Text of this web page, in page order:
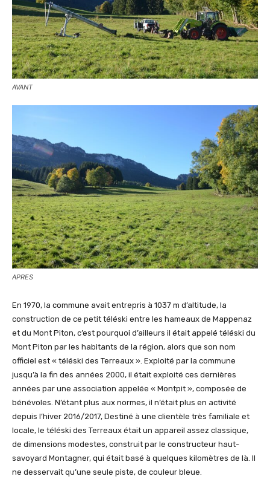
AVANT
APRES
En 1970, la commune avait entrepris à 1037 m d’altitude, la
construction de ce petit téléski entre les hameaux de Mappenaz
et du Mont Piton, c’est pourquoi d’ailleurs il était appelé téléski du
Mont Piton par les habitants de la région, alors que son nom
officiel est « téléski des Terreaux ». Exploité par la commune
jusqu’à la fin des années 2000, il était exploité ces dernières
années par une association appelée « Montpit », composée de
bénévoles. N’étant plus aux normes, il n’était plus en activité
depuis l’hiver 2016/2017, Destiné à une clientèle très familiale et
locale, le téléski des Terreaux était un appareil assez classique,
de dimensions modestes, construit par le constructeur haut-
savoyard Montagner, qui était basé à quelques kilomètres de là. Il
ne desservait qu’une seule piste, de couleur bleue.